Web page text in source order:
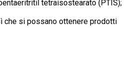
tetraisostearato (PTIS);
che si possano ottenere prodotti